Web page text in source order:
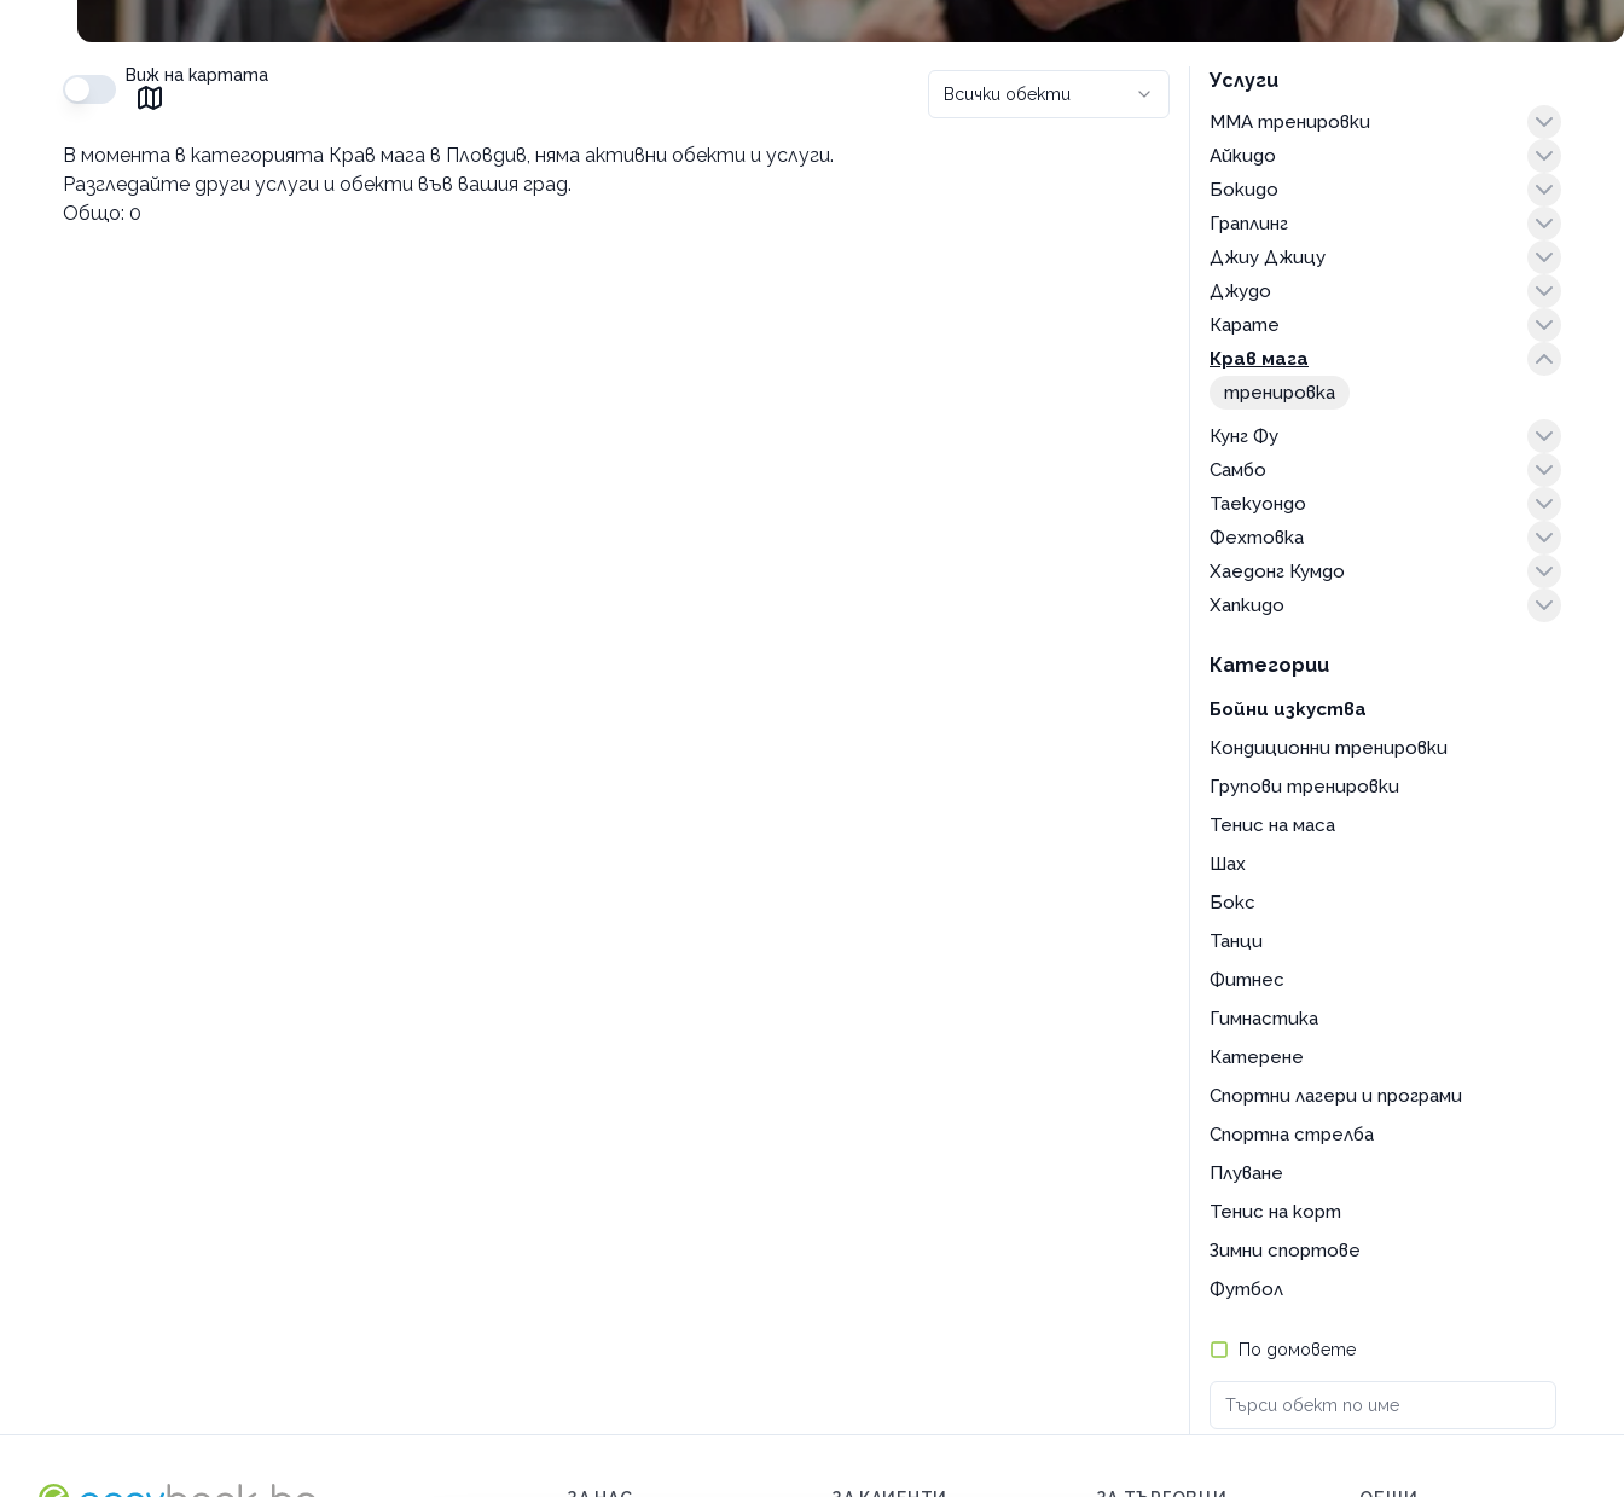
Виж на картата
Всички обекти
В момента в категорията Крав мага в Пловдив, няма активни обекти и услуги.
Разгледайте други услуги и обекти във вашия град.
Общо: 0
Услуги
MMA тренировки
тренировка
Айкидо
айкидо за възрастни
Бокидо
тренировка
Граплинг
тренировка
Джиу Джицу
джиу джицу за деца
тренировка
Джудо
тренировка
Карате
карате за възрастни
карате за деца
Крав мага
тренировка
Кунг Фу
кунг фу за деца
Самбо
бойно самбо тренировка
Таекуондо
таекуондо за деца
тренировка
Фехтовка
тренировка
фехтовка за деца
Хаедонг Кумдо
тренировка
Хапкидо
Категории
Бойни изкуства
Кондиционни тренировки
Групови тренировки
Тенис на маса
Шах
Бокс
Танци
Фитнес
Гимнастика
Катерене
Спортни лагери и програми
Спортна стрелба
Плуване
Тенис на корт
Зимни спортове
Футбол
По домовете